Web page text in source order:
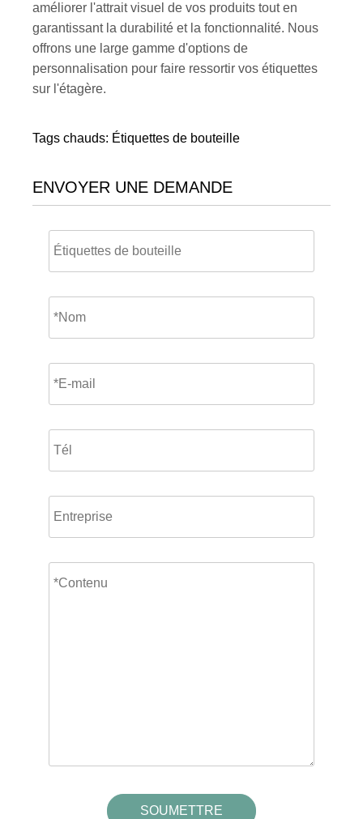
améliorer l'attrait visuel de vos produits tout en
garantissant la durabilité et la fonctionnalité. Nous
offrons une large gamme d'options de
personnalisation pour faire ressortir vos étiquettes
sur l'étagère.
Tags chauds: Étiquettes de bouteille
ENVOYER UNE DEMANDE
SOUMETTRE